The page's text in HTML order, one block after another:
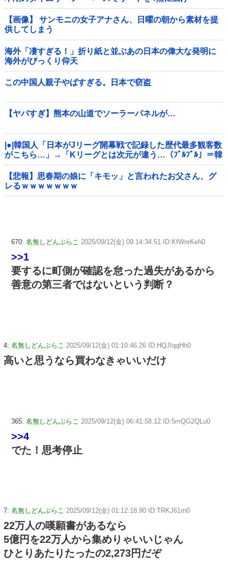
る！！！！！！！！他
【画像】 サンモニの女子アナさん、日曜の朝から素材を提
供してしまう
海外「凄すぎる！」折り紙と並ぶあの日本の偉大な発明に
海外がびっくり仰天
この中国人親子やばすぎる。日本で窃盗
【ヤバすぎ】熊本の山道でソーラーパネルが…
|●|韓国人「日本がJリーグ開幕戦で記録した歴代最多観客数
がこちら…」→「Kリーグとは次元が違う…（ﾌﾞﾙﾌﾞﾙ」＝韓
国の反応
【悲報】思春期の娘に「キモッ」と言われたお父さん、グ
レるｗｗｗｗｗｗｗ
670: 名無しどんぶらこ 2025/09/12(金) 09:14:34.51 ID:KfWnrKeh0
>>1
要するに町側が確認を怠った過失があるから
善意の第三者ではないという判断？
4: 名無しどんぶらこ 2025/09/12(金) 01:10:46.26 ID:HQJIqqHh0
高いと思うなら買わなきゃいいだけ
365: 名無しどんぶらこ 2025/09/12(金) 06:41:58.12 ID:5mQG2QLu0
>>4
でた！思考停止
7: 名無しどんぶらこ 2025/09/12(金) 01:12:18.90 ID:TRKJ61rn0
22万人の嘆願書があるなら
5億円を22万人から集めりゃいいじゃん
ひとりあたりたったの2,273円だぞ